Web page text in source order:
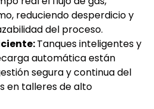
reduciendo desperdicio y
del proceso.
Tanques inteligentes y
automática están
segura y continua del
en talleres de alto